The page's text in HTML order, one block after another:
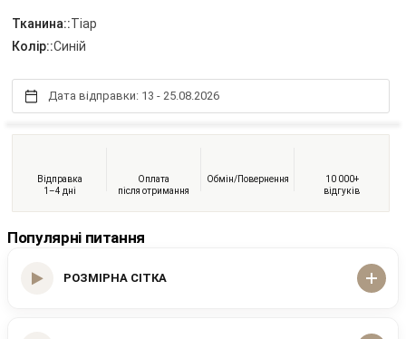
Тканина::Тіар
Колір::Синій
Дата відправки: 13 - 25.08.2026
Відправка
1–4 дні
Оплата
після отримання
Обмін/Повернення
10 000+
відгуків
Популярні питання
РОЗМІРНА СІТКА